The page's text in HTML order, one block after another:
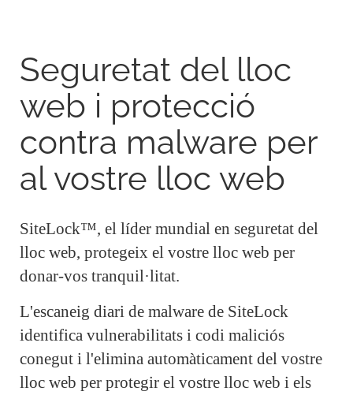
Seguretat del lloc
web i protecció
contra malware per
al vostre lloc web
SiteLock™, el líder mundial en seguretat del
lloc web, protegeix el vostre lloc web per
donar-vos tranquil·litat.
L'escaneig diari de malware de SiteLock
identifica vulnerabilitats i codi maliciós
conegut i l'elimina automàticament del vostre
lloc web per protegir el vostre lloc web i els